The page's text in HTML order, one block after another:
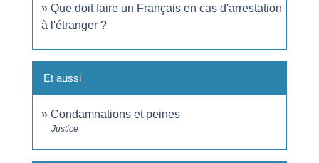
Que doit faire un Français en cas d'arrestation
à l'étranger ?
Et aussi
Condamnations et peines
Justice